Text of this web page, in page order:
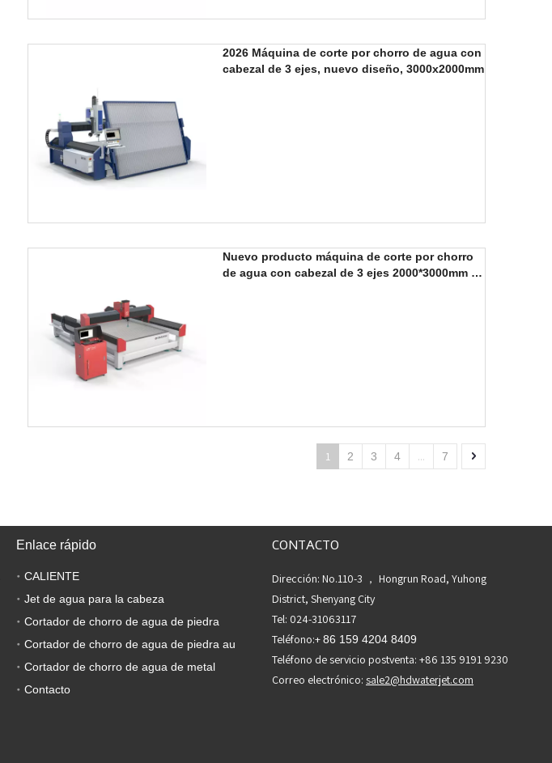
2026 Máquina de corte por chorro de agua con
cabezal de 3 ejes, nuevo diseño, 3000x2000mm
Nuevo producto máquina de corte por chorro
de agua con cabezal de 3 ejes 2000*3000mm a
1 2 3 4 ... 7
Enlace rápido
CALIENTE
Jet de agua para la cabeza
Cortador de chorro de agua de piedra
Cortador de chorro de agua de piedra au
Cortador de chorro de agua de metal
Contacto
CONTACTO
Dirección: No.110-3 ， Hongrun Road, Yuhong
District, Shenyang City
Tel: 024-31063117
Teléfono:+86 159 4204 8409
Teléfono de servicio postventa: +86 135 9191 9230
Correo electrónico: sale2@hdwaterjet.com